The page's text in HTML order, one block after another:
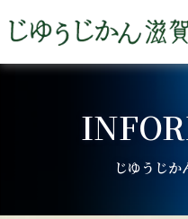
じゆうじか